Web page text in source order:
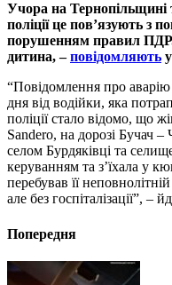
Учора на
поліції це пов’язують з
порушенням правил ПДР.
дитина, –повідомляють
“Повідомлення про
дня від водійки, яка
поліції стало відомо, що
Sandero, на дорозі Бучач
селом Бурдяківці та
керуванням та з’їхала у
перебував її
але без госпіталізації”, –
Попередня